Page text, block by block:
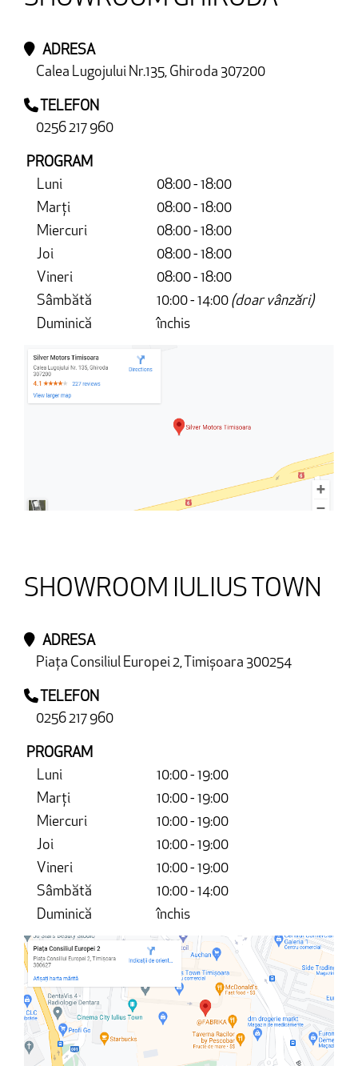
ADRESA
Calea Lugojului Nr.135, Ghiroda 307200
TELEFON
0256 217 960
PROGRAM
Luni
08:00 - 18:00
Marți
08:00 - 18:00
Miercuri
08:00 - 18:00
Joi
08:00 - 18:00
Vineri
08:00 - 18:00
Sâmbătă
10:00 - 14:00 (doar vânzări)
Duminică
închis
SHOWROOM IULIUS TOWN
ADRESA
Piața Consiliul Europei 2, Timișoara 300254
TELEFON
0256 217 960
PROGRAM
Luni
10:00 - 19:00
Marți
10:00 - 19:00
Miercuri
10:00 - 19:00
Joi
10:00 - 19:00
Vineri
10:00 - 19:00
Sâmbătă
10:00 - 14:00
Duminică
închis